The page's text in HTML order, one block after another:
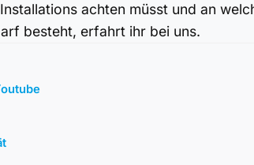
achten müsst und an
besteht, erfahrt ihr bei uns.